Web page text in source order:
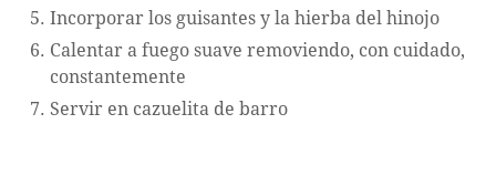
Incorporar los guisantes y la hierba del hinojo
Calentar a fuego suave removiendo, con cuidado,
constantemente
Servir en cazuelita de barro